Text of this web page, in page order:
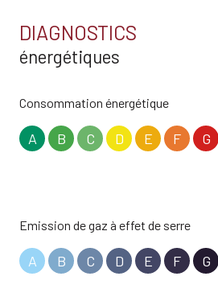
DIAGNOSTICS
énergétiques
Consommation énergétique
A B C D E F G
Emission de gaz à effet de serre
A B C D E F G